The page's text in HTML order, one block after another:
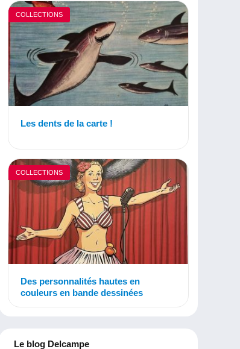
COLLECTIONS
Les dents de la carte !
COLLECTIONS
Des personnalités hautes en
couleurs en bande dessinées
Le blog Delcampe